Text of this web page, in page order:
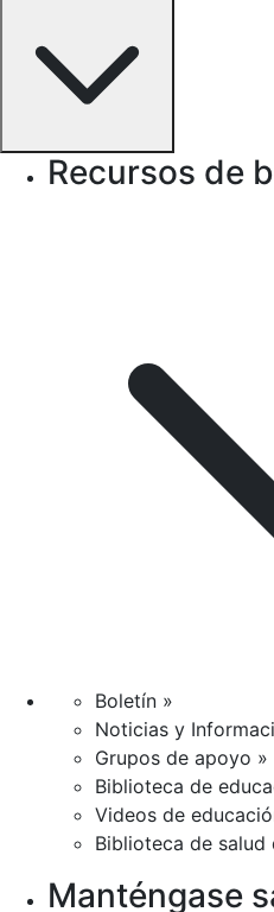
Recursos de
Boletín »
Noticias y
Grupos de apoyo »
Biblioteca de
Videos de
Biblioteca de salud
Manténgase